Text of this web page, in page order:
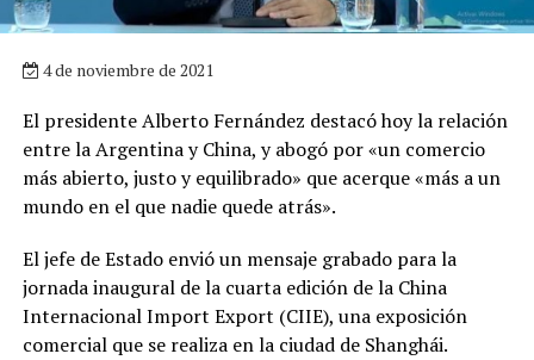
4 de noviembre de 2021
El presidente Alberto Fernández destacó hoy la relación
entre la Argentina y China, y abogó por «un comercio
más abierto, justo y equilibrado» que acerque «más a un
mundo en el que nadie quede atrás».
El jefe de Estado envió un mensaje grabado para la
jornada inaugural de la cuarta edición de la China
Internacional Import Export (CIIE), una exposición
comercial que se realiza en la ciudad de Shanghái.